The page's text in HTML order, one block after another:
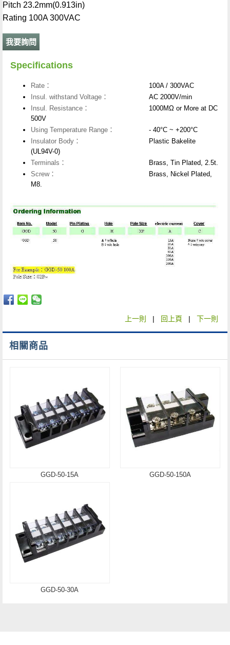
Pitch 23.2mm(0.913in)
Rating 100A 300VAC
我要詢問
Specifications
Rate：
100A / 300VAC
Insul. withstand Voltage：
AC 2000V/min
Insul. Resistance：
1000MΩ or More at DC
500V
Using Temperature Range：
- 40°C ~ +200°C
Insulator Body：
Plastic Bakelite
(UL94V-0)
Terminals：
Brass, Tin Plated, 2.5t.
Screw：
Brass, Nickel Plated,
M8.
上一則 | 回上頁 | 下一則
相關商品
GGD-50-15A GGD-50-150A
GGD-50-30A